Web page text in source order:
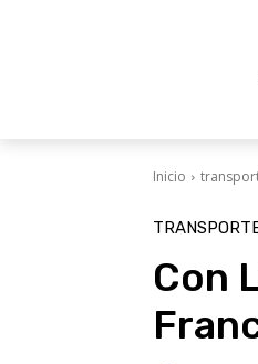
Inicio
Con